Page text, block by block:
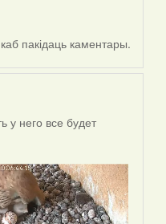
каб пакідаць каментары.
у него все будет